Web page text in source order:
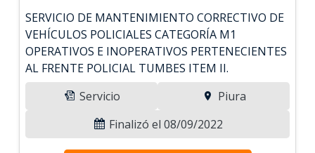
SERVICIO DE MANTENIMIENTO CORRECTIVO DE
VEHÍCULOS POLICIALES CATEGORÍA M1
OPERATIVOS E INOPERATIVOS PERTENECIENTES
AL FRENTE POLICIAL TUMBES ITEM II.
Servicio
Piura
Finalizó el 08/09/2022